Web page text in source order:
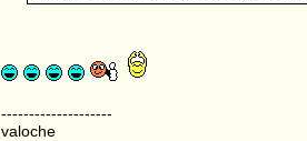
--------------------
valoche